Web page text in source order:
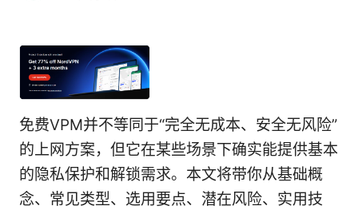
免费VPM并不等同于“完全无成本、安全无风险”
的上网方案，但它在某些场景下确实能提供基本
的隐私保护和解锁需求。本文将带你从基础概
念、常见类型、选用要点、潜在风险、实用技